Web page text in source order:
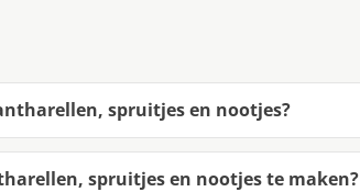
spruitjes en nootjes?
spruitjes en nootjes te maken?